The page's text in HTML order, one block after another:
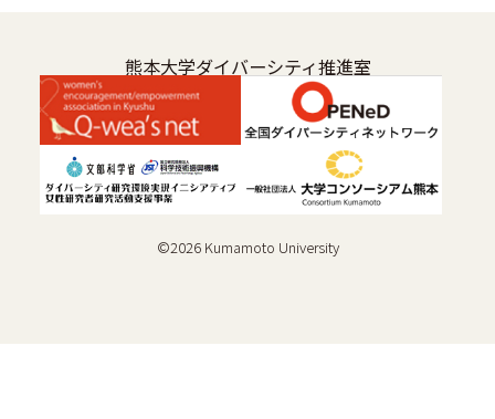
熊本大学ダイバーシティ推進室
©2026Kumamoto University